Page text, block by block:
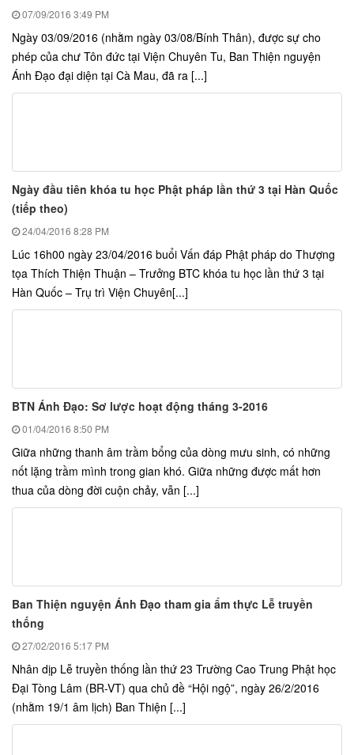
07/09/2016 3:49 PM
Ngày 03/09/2016 (nhằm ngày 03/08/Bính Thân), được sự cho
phép của chư Tôn đức tại Viện Chuyên Tu, Ban Thiện nguyện
Ánh Đạo đại diện tại Cà Mau, đã ra [...]
Ngày đầu tiên khóa tu học Phật pháp lần thứ 3 tại Hàn Quốc
(tiếp theo)
24/04/2016 8:28 PM
Lúc 16h00 ngày 23/04/2016 buổi Vấn đáp Phật pháp do Thượng
tọa Thích Thiện Thuận – Trưởng BTC khóa tu học lần thứ 3 tại
Hàn Quốc – Trụ trì Viện Chuyên[...]
BTN Ánh Đạo: Sơ lược hoạt động tháng 3-2016
01/04/2016 8:50 PM
Giữa những thanh âm trầm bổng của dòng mưu sinh, có những
nốt lặng trầm mình trong gian khó. Giữa những được mất hơn
thua của dòng đời cuộn chảy, vẫn [...]
Ban Thiện nguyện Ánh Đạo tham gia ẩm thực Lễ truyền
thống
27/02/2016 5:17 PM
Nhân dịp Lễ truyền thống lần thứ 23 Trường Cao Trung Phật học
Đại Tòng Lâm (BR-VT) qua chủ đề “Hội ngộ”, ngày 26/2/2016
(nhằm 19/1 âm lịch) Ban Thiện [...]